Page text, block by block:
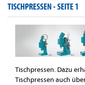
TISCHPRESSEN -SEITE 1
Tischpressen. Dazu
Tischpressen auch